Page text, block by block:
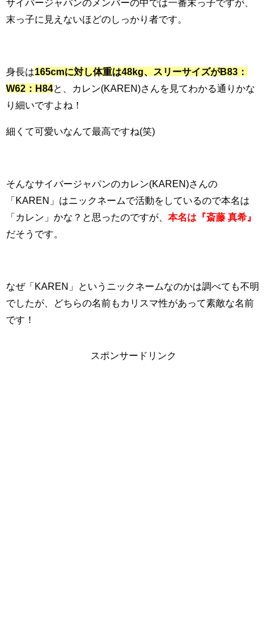
サイバージャパンのメンバーの中では一番末っ子ですが、
末っ子に見えないほどのしっかり者です。
身長は165cmに対し体重は48kg、スリーサイズがB83：
W62：H84と、カレン(KAREN)さんを見てわかる通りかな
り細いですよね！
細くて可愛いなんて最高ですね(笑)
そんなサイバージャパンのカレン(KAREN)さんの
「KAREN」はニックネームで活動をしているので本名は
「カレン」かな？と思ったのですが、 本名は『斎藤 真希』
だそうです。
なぜ「KAREN」というニックネームなのかは調べても不明
でしたが、どちらの名前もカリスマ性があって素敵な名前
です！
スポンサードリンク